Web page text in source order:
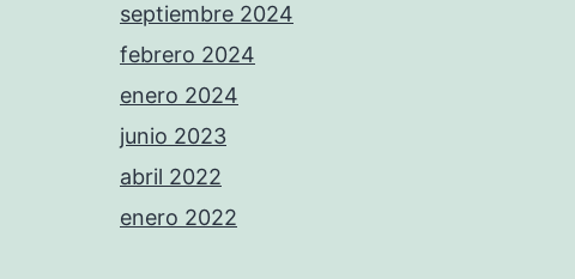
septiembre 2024
febrero 2024
enero 2024
junio 2023
abril 2022
enero 2022